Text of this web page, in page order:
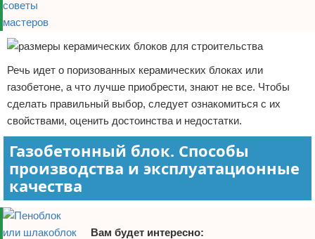
Речь идет о поризованных керамических блоках или
газобетоне, а что лучше приобрести, знают не все. Чтобы
сделать правильный выбор, следует ознакомиться с их
свойствами, оценить достоинства и недостатки.
Газобетонный блок. Способы
производства и эксплуатационные
качества
Вам будет интересно: